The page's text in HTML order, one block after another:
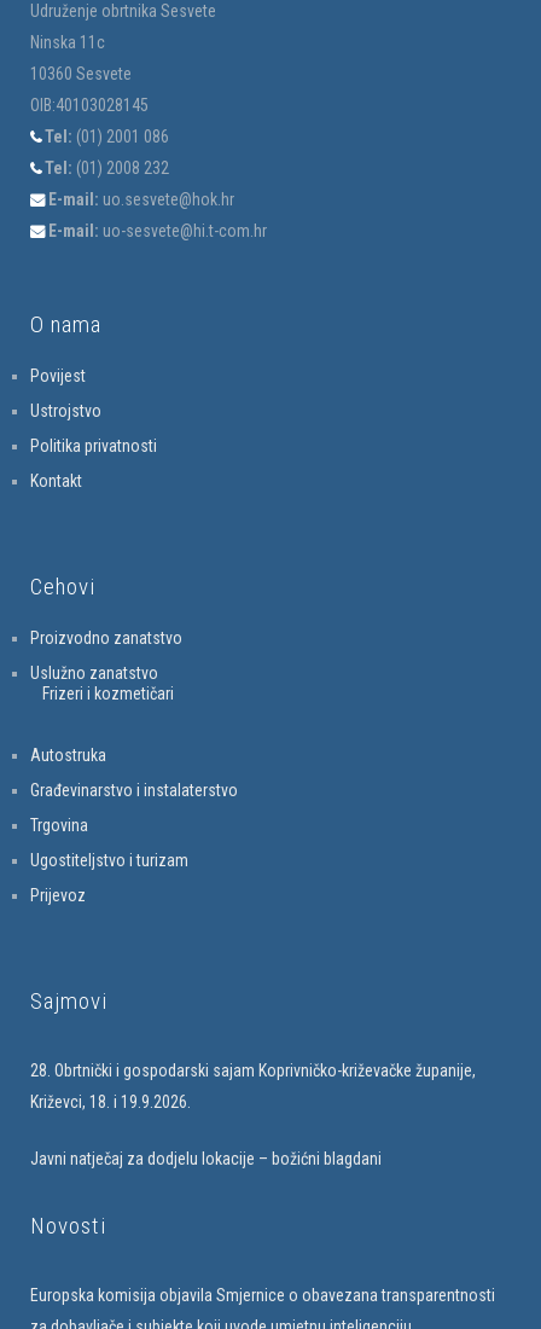
Udruženje obrtnika Sesvete
Ninska 11c
10360 Sesvete
OIB:40103028145
Tel: (01) 2001 086
Tel: (01) 2008 232
E-mail: uo.sesvete@hok.hr
E-mail: uo-sesvete@hi.t-com.hr
O nama
Povijest
Ustrojstvo
Politika privatnosti
Kontakt
Cehovi
Proizvodno zanatstvo
Uslužno zanatstvo
Frizeri i kozmetičari
Autostruka
Građevinarstvo i instalaterstvo
Trgovina
Ugostiteljstvo i turizam
Prijevoz
Sajmovi
28. Obrtnički i gospodarski sajam Koprivničko-križevačke županije,
Križevci, 18. i 19.9.2026.
Javni natječaj za dodjelu lokacije – božićni blagdani
Novosti
Europska komisija objavila Smjernice o obavezana transparentnosti